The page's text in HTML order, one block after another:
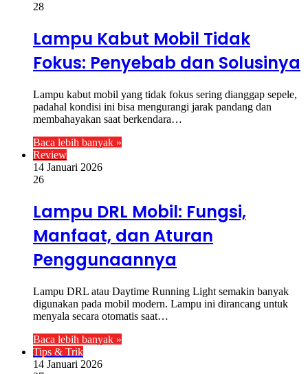
28
Lampu Kabut Mobil Tidak
Fokus: Penyebab dan Solusinya
Lampu kabut mobil yang tidak fokus sering dianggap sepele,
padahal kondisi ini bisa mengurangi jarak pandang dan
membahayakan saat berkendara…
Baca lebih banyak »
Review
14 Januari 2026
26
Lampu DRL Mobil: Fungsi,
Manfaat, dan Aturan
Penggunaannya
Lampu DRL atau Daytime Running Light semakin banyak
digunakan pada mobil modern. Lampu ini dirancang untuk
menyala secara otomatis saat…
Baca lebih banyak »
Tips & Trik
14 Januari 2026